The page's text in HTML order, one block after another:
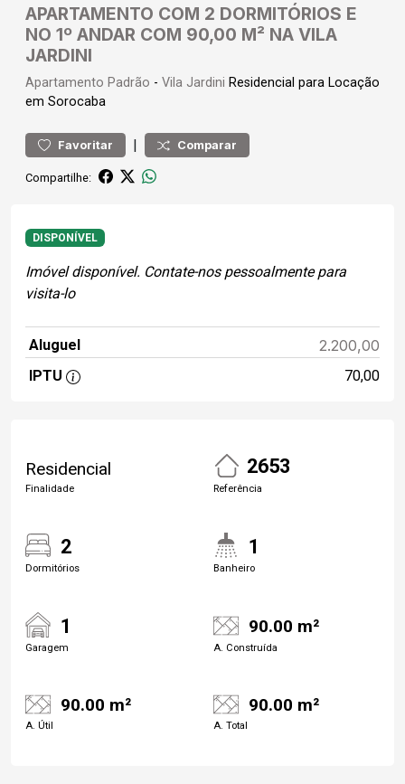
APARTAMENTO COM 2 DORMITÓRIOS E
NO 1º ANDAR COM 90,00 M² NA VILA
JARDINI
Apartamento Padrão - Vila Jardini Residencial para Locação
em Sorocaba
Favoritar | Comparar
Compartilhe:
DISPONÍVEL
Imóvel disponível. Contate-nos pessoalmente para
visita-lo
Aluguel 2.200,00
IPTU 70,00
Residencial
Finalidade
2653
Referência
2
Dormitórios
1
Banheiro
1
Garagem
90.00 m²
A. Construída
90.00 m²
A. Útil
90.00 m²
A. Total